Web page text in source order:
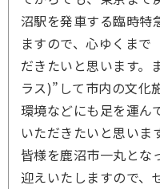
沼駅を発車する臨時特
ますので、心ゆくまで
だきたいと思います。
ラス)”して市内の文化
環境などにも足を運ん
いただきたいと思います
皆様を鹿沼市一丸とな
迎えいたしますので、